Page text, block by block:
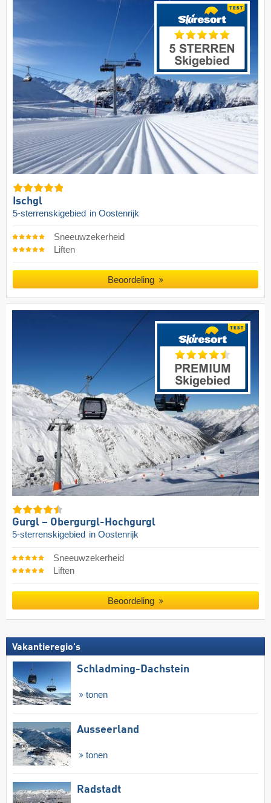
Ischgl
5-sterrenskigebied in Oostenrijk
Sneeuwzekerheid
Liften
Beoordeling
Gurgl – Obergurgl-Hochgurgl
5-sterrenskigebied in Oostenrijk
Sneeuwzekerheid
Liften
Beoordeling
Vakantieregio's
Schladming-Dachstein
tonen
Ausseerland
tonen
Radstadt